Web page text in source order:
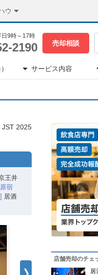
ウ
9時～17時
2190 売却相談
サービス内容
JST 2025
王井
原宿
居酒
店舗売却のチェ
居